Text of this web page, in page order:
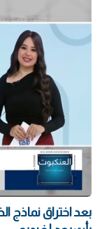
بعد اختراق نماذج